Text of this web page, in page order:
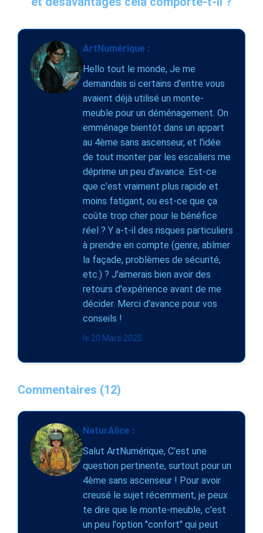
ArtNumérique :
Hello tout le monde, Je me
demandais si certains d'entre vous
avaient déjà utilisé un monte-
meuble pour un déménagement. On
emménage bientôt dans un appart
au 4ème sans ascenseur, et l'idée
de tout monter par les escaliers me
déprime un peu d'avance. Est-ce
que c'est vraiment plus rapide et
moins fatigant, ou est-ce que ça
coûte trop cher pour le bénéfice
réel ? Y a-t-il des risques particuliers
à prendre en compte (genre, abîmer
la façade, problèmes de sécurité,
etc.) ? J'aimerais bien avoir des
retours d'expérience avant de me
décider. Merci d'avance pour vos
conseils !
le 20 Mars 2025
Commentaires (12)
NaturAlice :
Salut ArtNumérique, C'est une
question pertinente, surtout pour un
4ème sans ascenseur ! Pour avoir
creusé le sujet récemment, je peux
te dire que le monte-meuble, c'est
un peu l'option "confort" qui peut